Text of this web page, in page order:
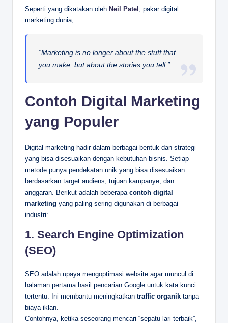
Seperti yang dikatakan oleh Neil Patel , pakar digital
marketing dunia,
“Marketing is no longer about the stuff that
you make, but about the stories you tell.”
Contoh Digital Marketing
yang Populer
Digital marketing hadir dalam berbagai bentuk dan strategi
yang bisa disesuaikan dengan kebutuhan bisnis. Setiap
metode punya pendekatan unik yang bisa disesuaikan
berdasarkan target audiens, tujuan kampanye, dan
anggaran. Berikut adalah beberapa contoh digital
marketing yang paling sering digunakan di berbagai
industri:
1. Search Engine Optimization
(SEO)
SEO adalah upaya mengoptimasi website agar muncul di
halaman pertama hasil pencarian Google untuk kata kunci
tertentu. Ini membantu meningkatkan traffic organik tanpa
biaya iklan.
Contohnya, ketika seseorang mencari “sepatu lari terbaik”,